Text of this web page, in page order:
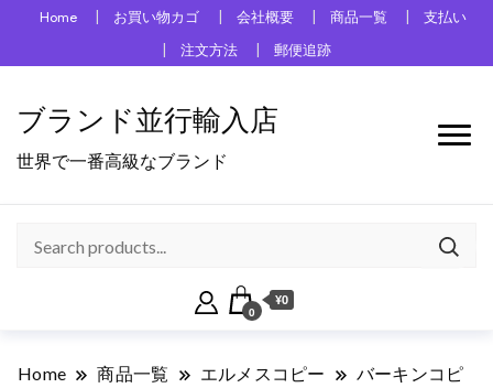
Home お買い物カゴ 会社概要 商品一覧
支払い
注文方法
郵便追跡
ブランド並行輸入店
世界で一番高級なブランド
0
¥0
Home 商品一覧 エルメスコピー
バーキンコピ